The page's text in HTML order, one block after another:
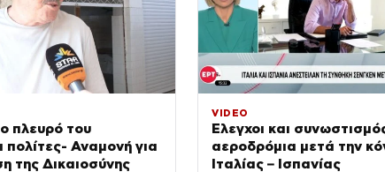
πλευρό του
πολίτες- Αναμονή για
της Δικαιοσύνης
VIDEO
Έλεγχοι και
αεροδρόμια μετά την
Ιταλίας – Ισπανίας